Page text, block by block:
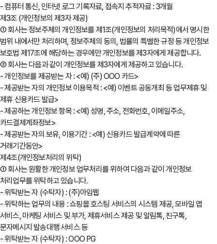
- 컴퓨터 통신, 인터넷 로그 기록자료, 접속지 추적자료 : 3개월
제3조 (개인정보의 제3자 제공)
① 회사는 정보주체의 개인정보를 제1조(개인정보의 처리목적)에서 명시한
범위 내에서만 처리하며, 정보주체의 동의, 법률의 특별한 규정 등 개인정보
보호법 제17조에 해당하는 경우에만 개인정보를 제3자에게 제공합니다.
② 회사는 다음과 같이 개인정보를 제3자에게 제공하고 있습니다.
- 개인정보를 제공받는 자 : <예) (주) OOO 카드>
- 제공받는 자의 개인정보 이용목적 : <예) 이벤트 공동개최 등 업무제휴 및
제휴 신용카드 발급>
- 제공하는 개인정보 항목 : <예) 성명, 주소, 전화번호, 이메일주소,
카드결제계좌정보>
- 제공받는 자의 보유, 이용기간 : <예) 신용카드 발급계약에 따른
거래기간동안>
제4조(개인정보처리의 위탁)
① 회사는 원활한 개인정보 업무처리를 위하여 다음과 같이 개인정보
처리업무를 위탁하고 있습니다.
- 위탁받는 자 (수탁자) : (주)아임웹
- 위탁하는 업무의 내용 : 쇼핑몰 호스팅 서비스의 시스템 제공, 모바일 앱
서비스, 마케팅 서비스 및 부가, 제휴서비스 제공 및 알림톡, 친구톡,
문자메시지 발송대행 서비스 등
- 위탁받는 자 (수탁자) : OOO PG